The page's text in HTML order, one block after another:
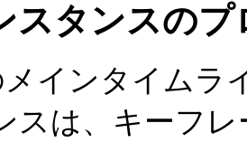
スタンスの
インタイムラ
スは、キーフ